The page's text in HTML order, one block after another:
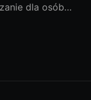
dla osób
się na